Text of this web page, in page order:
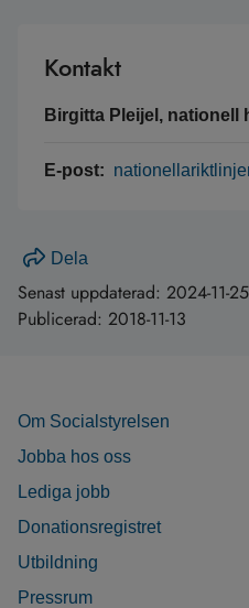
Kontakt
Birgitta Pleijel, nationell
E-post:
Dela
Senast uppdaterad: 2024-11-25
Publicerad: 2018-11-13
Om Socialstyrelsen
Jobba hos oss
Lediga jobb
Donationsregistret
Utbildning
Pressrum